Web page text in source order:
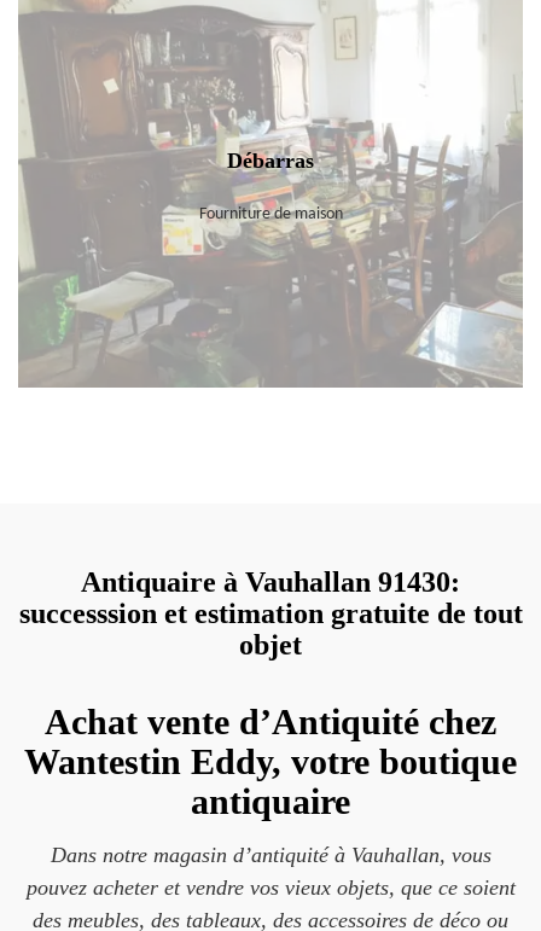
Débarras
Fourniture de maison
Antiquaire à Vauhallan 91430:
successsion et estimation gratuite de tout
objet
Achat vente d’Antiquité chez
Wantestin Eddy, votre boutique
antiquaire
Dans notre magasin d’antiquité à Vauhallan, vous
pouvez acheter et vendre vos vieux objets, que ce soient
des meubles, des tableaux, des accessoires de déco ou